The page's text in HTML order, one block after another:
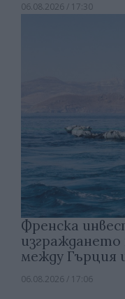
06.08.2026 / 17:30
Френска
между Гърция
06.08.2026 / 17:06